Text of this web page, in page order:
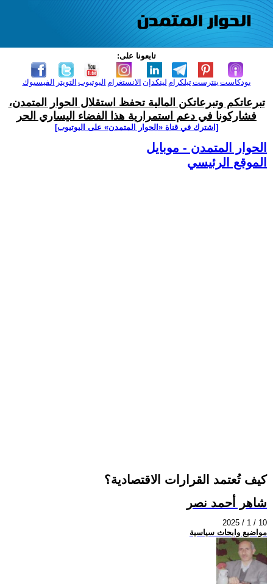
تابعونا على:
الفيسبوك التويتر اليوتيوب الانستغرام لينكدإن تيلكرامبنترست بودكاست
تبرعاتكم وتبرعاتكن المالية تحفظ استقلال الحوار المتمدن،
فشاركونا في دعم استمرارية هذا الفضاء اليساري الحر
[اشترك في قناة ‫«الحوار المتمدن» على اليوتيوب]
الحوار المتمدن - موبايل
الموقع الرئيسي
كيف تُعتمد القرارات الاقتصادية؟
شاهر أحمد نصر
2025 / 1 / 10
مواضيع وابحاث سياسية